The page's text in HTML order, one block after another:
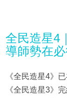
全民造星4
導師勢在
《全民造星4》
《全民造星3》